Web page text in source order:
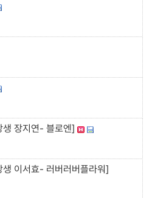
생 장지연- 블로엔]
이서효- 러버러버플라워]